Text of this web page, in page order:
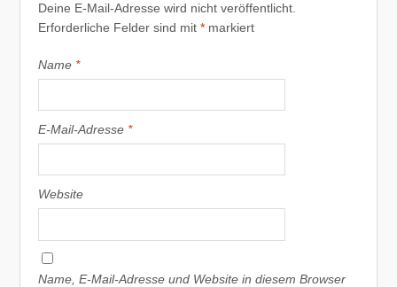
Deine E-Mail-Adresse wird nicht veröffentlicht.
Erforderliche Felder sind mit* markiert
Name *
E-Mail-Adresse *
Website
Name, E-Mail-Adresse und Website in diesem Browser